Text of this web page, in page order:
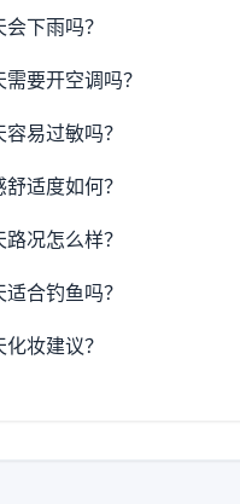
下雨吗？
要开空调吗？
易过敏吗？
适度如何？
况怎么样？
合钓鱼吗？
妆建议？